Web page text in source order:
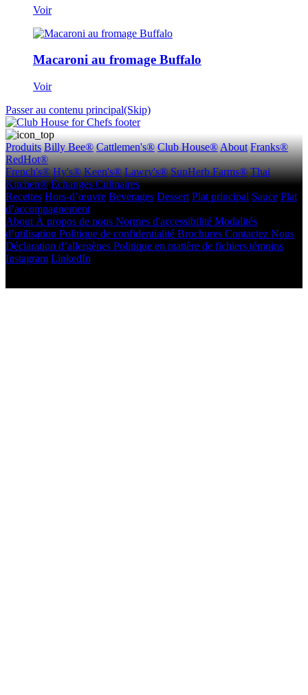
Voir
Macaroni au fromage Buffalo
Voir
Passer au contenu principal(Skip)
Produits Billy Bee® Cattlemen's® Club House®About Franks®
RedHot®
French's® Hy's® Keen's® Lawry's® SupHerb Farms® Thai
Kitchen® Échanges Culinaires
Recettes Hors-d’œuvre Beverages Dessert Plat principal Sauce Plat
d’accompagnement
About À propos de nous Normes d'accessibilité Modalités
d’utilisation Politique de confidentialité Brochures Contactez Nous
Déclaration d’allergènes Politique en matière de fichiers témoins
Instagram LinkedIn